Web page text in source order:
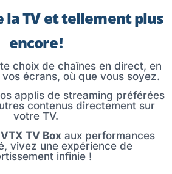
la TV et tellement plus
encore !
choix de chaînes en direct, en
écrans, où que vous soyez.
applis de streaming préférées
contenus directement sur
votre TV.
VTX TV Box aux performances
vivez une expérience de
infinie !